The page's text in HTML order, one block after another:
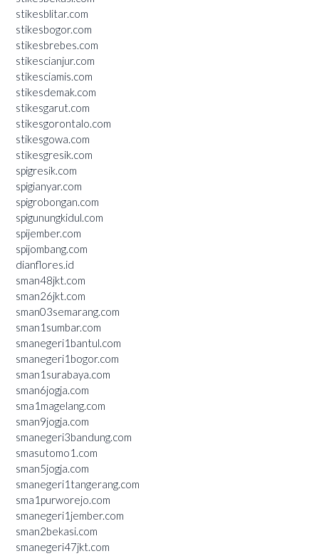
stikesblitar.com
stikesbogor.com
stikesbrebes.com
stikescianjur.com
stikesciamis.com
stikesdemak.com
stikesgarut.com
stikesgorontalo.com
stikesgowa.com
stikesgresik.com
spigresik.com
spigianyar.com
spigrobongan.com
spigunungkidul.com
spijember.com
spijombang.com
dianflores.id
sman48jkt.com
sman26jkt.com
sman03semarang.com
sman1sumbar.com
smanegeri1bantul.com
smanegeri1bogor.com
sman1surabaya.com
sman6jogja.com
sma1magelang.com
sman9jogja.com
smanegeri3bandung.com
smasutomo1.com
sman5jogja.com
smanegeri1tangerang.com
sma1purworejo.com
smanegeri1jember.com
sman2bekasi.com
smanegeri47jkt.com